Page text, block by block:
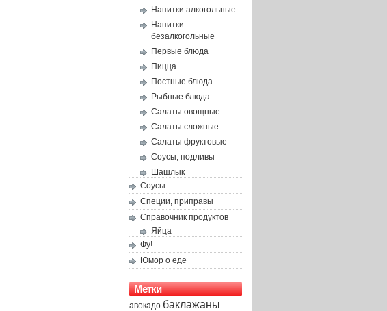
Напитки алкогольные
Напитки
безалкогольные
Первые блюда
Пицца
Постные блюда
Рыбные блюда
Салаты овощные
Салаты сложные
Салаты фруктовые
Соусы, подливы
Шашлык
Соусы
Специи, приправы
Справочник продуктов
Яйца
Фу!
Юмор о еде
Метки
авокадо баклажаны